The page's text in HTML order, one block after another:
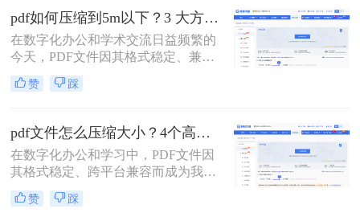
下载耗时、设备存储空间告急。pdf压
缩文件怎么压缩最小，成为许多人迫
切需要的技能。
pdf如何压缩到5m以下？3 大方法手把手教，轻松过平台限制！
在数字化办公和学术交流日益频繁的
今天，PDF文件因其格式稳定、兼容
性强而成为我们传递信息的主要载
体。然而，一个棘手的问题常常困扰
电子邮件发送简历、在学术平台提交
论文，还是在微信等即时通讯工具中
分享资料，平台往往对附件大小有严
格限制，最常见的门槛就是5MB。一
个几十兆甚至上百兆的PDF文件，不
仅传输耗时，还可能直接导致发送失
赞 踩
pdf文件怎么压缩大小？4个高效传输与存储方法详解！
在数字化办公和学习中，PDF文件因
其格式稳定、跨平台兼容而成为我们
日常交流的首选格式。然而，过大的
PDF文件——无论是包含大量高分辨
赞 踩